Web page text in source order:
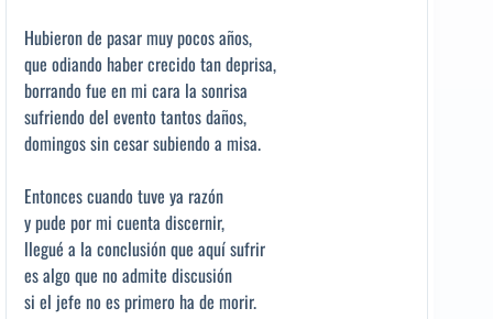
Hubieron de pasar muy pocos años,
que odiando haber crecido tan deprisa,
borrando fue en mi cara la sonrisa
sufriendo del evento tantos daños,
domingos sin cesar subiendo a misa.
Entonces cuando tuve ya razón
y pude por mi cuenta discernir,
llegué a la conclusión que aquí sufrir
es algo que no admite discusión
si el jefe no es primero ha de morir.